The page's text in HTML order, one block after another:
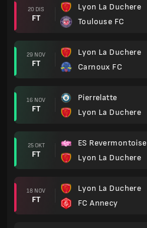
20 DIS
FT
Lyon La Duchere
Toulouse FC
29 NOV
FT
Lyon La Duchere
Carnoux FC
16 NOV
FT
Pierrelatte
Lyon La Duchere
25 OKT
FT
ES Revermontoise
Lyon La Duchere
18 NOV
FT
Lyon La Duchere
FC Annecy